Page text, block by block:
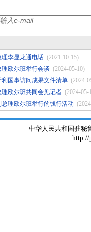
李显龙通电话 (2021-10-15)
欧尔班举行会谈 (2024-05-10)
国事访问成果文件清单 (2024-
欧尔班共同会见记者 (2024-05-
理欧尔班举行的饯行活动
中华人民共和国驻秘
http://